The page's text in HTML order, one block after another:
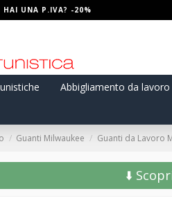
HAI UNA P.IVA? -20%
Abbigliamento da lavoro
Guanti Milwaukee Guanti da Lavoro
⬇️